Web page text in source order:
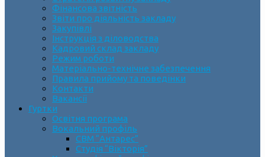
Фінансова звітність
Звіти про діяльність закладу
Закупівлі
Інструкція з діловодства
Кадровий склад закладу
Режим роботи
Матеріально-технічне забезпечення
Правила прийому та поведінки
Контакти
Вакансії
Гуртки
Освітня програма
Вокальний профіль
СВМ “Антарес”
Студія “Вікторія”